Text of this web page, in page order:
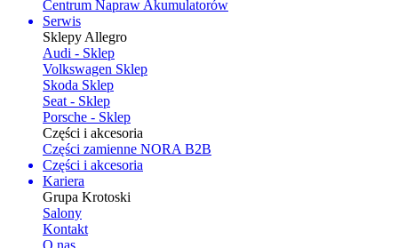
Centrum Napraw Akumulatorów
Serwis
Sklepy Allegro
Audi - Sklep
Volkswagen Sklep
Skoda Sklep
Seat - Sklep
Porsche - Sklep
Części i akcesoria
Części zamienne NORA B2B
Części i akcesoria
Kariera
Grupa Krotoski
Salony
Kontakt
O nas